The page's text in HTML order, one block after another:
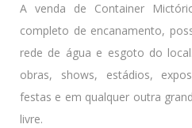
A venda de Container
completo de encanamento,
rede de água e esgoto do
obras, shows, estádios,
festas e em qualquer outra
livre.